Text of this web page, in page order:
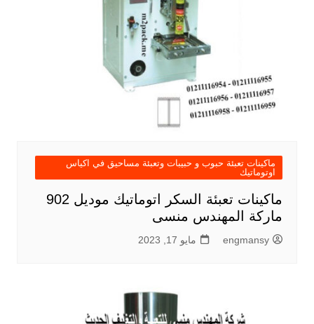
ماكينات تعبئة حبوب و حبيبات وتعبئة مساحيق في اكياس
اوتوماتيك
ماكينات تعبئة السكر اتوماتيك موديل 902
ماركة المهندس منسى
engmansy مايو 17, 2023